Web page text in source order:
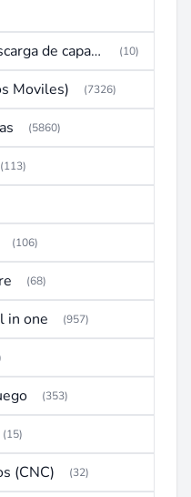
CDI(Ignicion por descarga de capacitor) (10)
Moviles) (7326)
(5860)
(113)
(106)
(68)
in one (957)
(353)
(15)
(CNC) (32)